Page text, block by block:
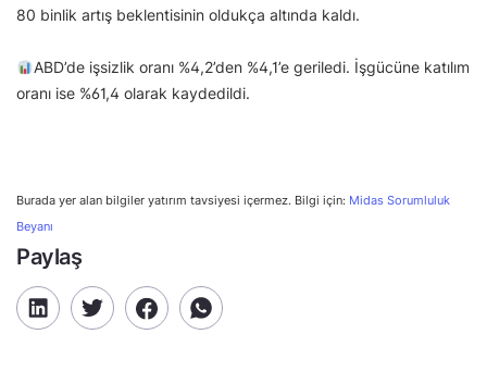
80 binlik artış beklentisinin oldukça altında kaldı.
ABD’de işsizlik oranı %4,2’den %4,1’e geriledi. İşgücüne katılım
oranı ise %61,4 olarak kaydedildi.
Burada yer alan bilgiler yatırım tavsiyesi içermez. Bilgi için: Midas Sorumluluk
Beyanı
Paylaş